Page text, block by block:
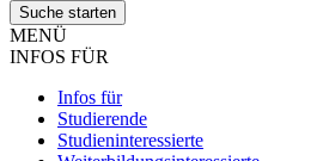
MENÜ
INFOS FÜR
Infos für
Studierende
Studieninteressierte